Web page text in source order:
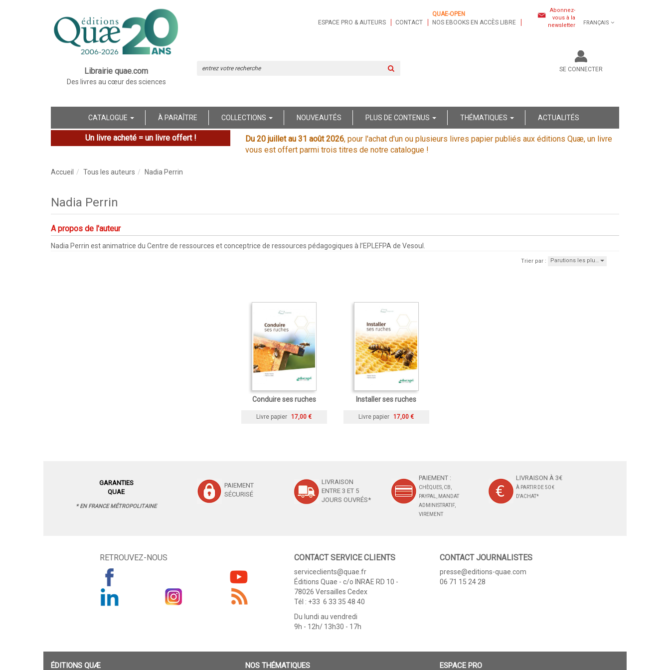
Librairie quae.com
Des livres au cœur des sciences
ESPACE PRO & AUTEURS CONTACT
QUAE-OPEN
NOS EBOOKS EN ACCÈS LIBRE
Abonnez-
vous à la
newsletter
FRANÇAIS
SE CONNECTER
CATALOGUE À PARAÎTRE COLLECTIONS NOUVEAUTÉS PLUS DE CONTENUS THÉMATIQUES ACTUALITÉS
Un livre acheté = un livre offert ! Du 20 juillet au 31 août 2026, pour l'achat d'un ou plusieurs livres papier publiés aux éditions Quæ, un livre
vous est offert parmi trois titres de notre catalogue !
Accueil Tous les auteurs Nadia Perrin
Nadia Perrin
A propos de l'auteur
Nadia Perrin est animatrice du Centre de ressources et conceptrice de ressources pédagogiques à l’EPLEFPA de Vesoul.
Trier par : Parutions les plu…
Conduire ses ruches
Livre papier 17,00 €
Installer ses ruches
Livre papier 17,00 €
GARANTIES
QUAE
* EN FRANCE MÉTROPOLITAINE
PAIEMENT
SÉCURISÉ
LIVRAISON
ENTRE 3 ET 5
JOURS OUVRÉS*
PAIEMENT :
CHÈQUES, CB,
PAYPAL, MANDAT
ADMINISTRATIF,
VIREMENT
LIVRAISON À 3€
À PARTIR DE 50 €
D'ACHAT*
RETROUVEZ-NOUS CONTACT SERVICE CLIENTS
serviceclients@quae.fr
Éditions Quae - c/o INRAE RD 10 -
78026 Versailles Cedex
Tél : +33 6 33 35 48 40
Du lundi au vendredi
9h - 12h/ 13h30 - 17h
CONTACT JOURNALISTES
presse@editions-quae.com
06 71 15 24 28
ÉDITIONS QUÆ NOS THÉMATIQUES ESPACE PRO